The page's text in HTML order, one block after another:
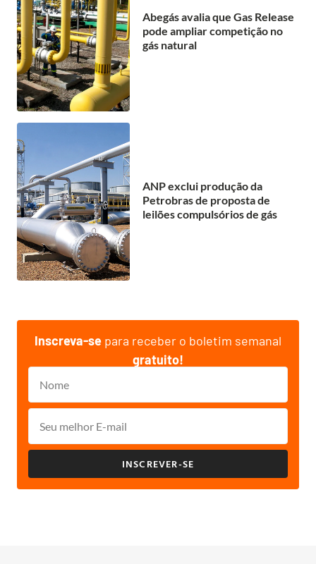
Abegás avalia que Gas Release
pode ampliar competição no
gás natural
ANP exclui produção da
Petrobras de proposta de
leilões compulsórios de gás
Inscreva-se para receber o boletim semanal
gratuito!
INSCREVER-SE